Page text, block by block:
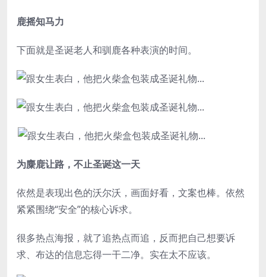
鹿摇知马力
下面就是圣诞老人和驯鹿各种表演的时间。
为麋鹿让路，不止圣诞这一天
依然是表现出色的沃尔沃，画面好看，文案也棒。依然
紧紧围绕“安全”的核心诉求。
很多热点海报，就了追热点而追，反而把自己想要诉
求、布达的信息忘得一干二净。实在太不应该。